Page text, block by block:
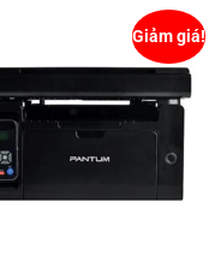
Giảm giá!